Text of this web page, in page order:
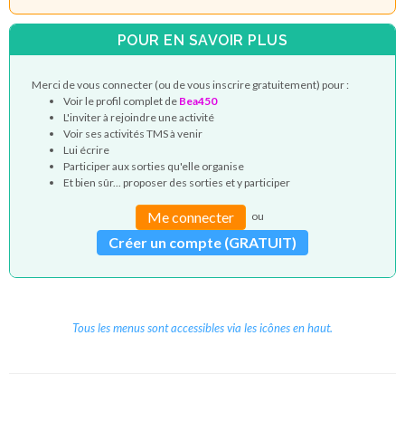
POUR EN SAVOIR PLUS
Merci de vous connecter (ou de vous inscrire gratuitement) pour :
Voir le profil complet de Bea450
L'inviter à rejoindre une activité
Voir ses activités TMS à venir
Lui écrire
Participer aux sorties qu'elle organise
Et bien sûr... proposer des sorties et y participer
Me connecter ou
Créer un compte (GRATUIT)
Tous les menus sont accessibles via les icônes en haut.